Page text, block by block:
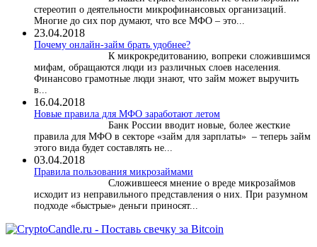
стереотип о деятельности микрофинансовых организаций.
Многие до сих пор думают, что все МФО – это...
23.04.2018
Почему онлайн-займ брать удобнее?
К микрокредитованию, вопреки сложившимся
мифам, обращаются люди из различных слоев населения.
Финансово грамотные люди знают, что займ может выручить
в...
16.04.2018
Новые правила для МФО заработают летом
Банк России вводит новые, более жесткие
правила для МФО в секторе «займ для зарплаты» – теперь займ
этого вида будет составлять не...
03.04.2018
​Правила пользования микрозаймами
Сложившееся мнение о вреде микрозаймов
исходит из неправильного представления о них. При разумном
подходе «быстрые» деньги приносят...